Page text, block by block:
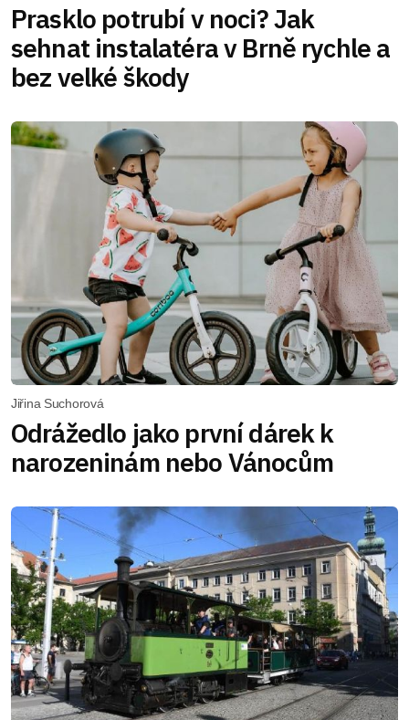
Prasklo potrubí v noci? Jak
sehnat instalatéra v Brně rychle a
bez velké škody
Jiřina Suchorová
Odrážedlo jako první dárek k
narozeninám nebo Vánocům